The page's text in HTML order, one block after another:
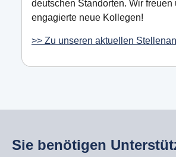
deutschen Standorten. Wir freuen
engagierte neue Kollegen!
>> Zu unseren aktuellen
Sie benötigen